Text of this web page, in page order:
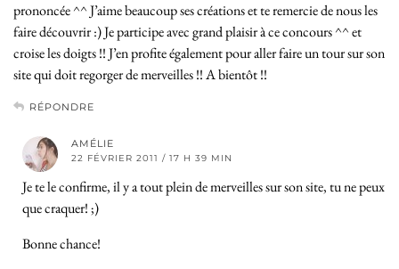
prononcée ^^ J’aime beaucoup ses créations et te remercie de nous les
faire découvrir :) Je participe avec grand plaisir à ce concours ^^ et
croise les doigts !! J’en profite également pour aller faire un tour sur son
site qui doit regorger de merveilles !! A bientôt !!
RÉPONDRE
AMÉLIE
22 FÉVRIER 2011 / 17 H 39 MIN
Je te le confirme, il y a tout plein de merveilles sur son site, tu ne peux
que craquer! ;)
Bonne chance!